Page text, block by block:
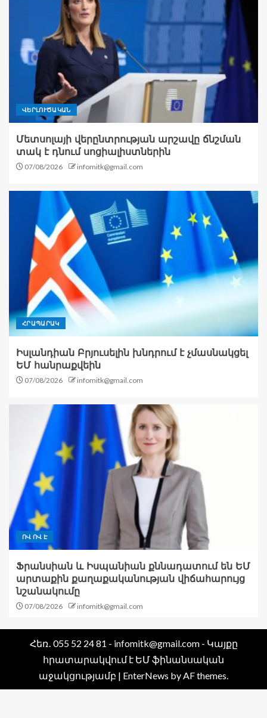
ՎԵՐԼՈՒԾԱԿԱՆ
Մետսոլայի վերընտրության արշավը ճնշման
տակ է դնում սոցիալիստներին
07/08/2026 infomitk@gmail.com
ՀՐԱՊԱՐԱԿ
Իսլանդիան Բրյուսելին խնդրում է չմասնակցել
ԵՄ հանրաքվեին
07/08/2026 infomitk@gmail.com
ՈՎ ՈՎ Է
Ֆրանսիան և Իսպանիան քննադատում են ԵՄ
արտաքին քաղաքականության վիճահարույց
նշանակումը
07/08/2026 infomitk@gmail.com
Հեռ․ 055 52 24 81 - infomitk@gmail.com - Կայքը
հրատարակվում է ԵՄ ֆինանսական
աջակցությամբ | EnterNews by AF themes.